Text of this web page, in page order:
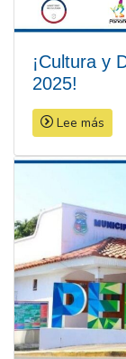
¡Cultura y
2025!
Lee más